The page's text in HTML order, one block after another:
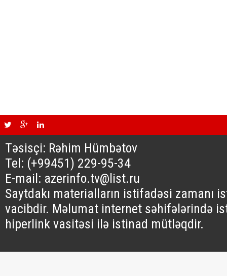
Təsisçi: Rəhim Hümbətov
Tel: (+99451) 229-95-34
E-mail: azerinfo.tv@list.ru
Saytdakı materialların istifadəsi zamanı
vacibdir. Məlumat internet səhifələrində
hiperlink vasitəsi ilə istinad mütləqdir.